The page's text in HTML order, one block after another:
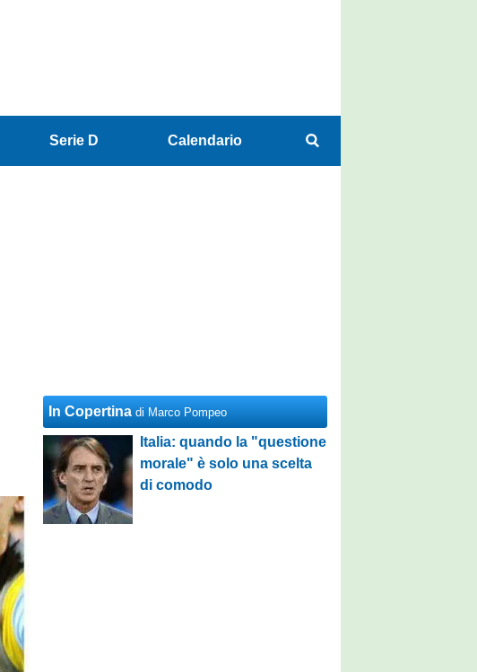
Serie D Calendario
In Copertina di Marco Pompeo
Italia: quando la "questione
morale" è solo una scelta
di comodo